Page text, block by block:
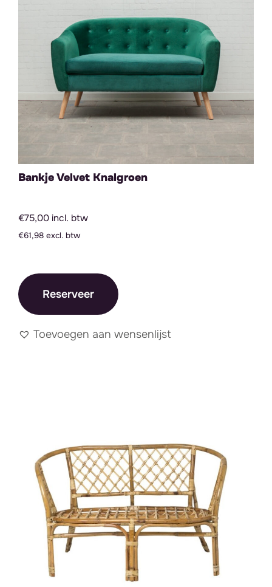
Bankje Velvet Knalgroen
€75,00 incl. btw
€61,98 excl. btw
Reserveer
Toevoegen aan wensenlijst